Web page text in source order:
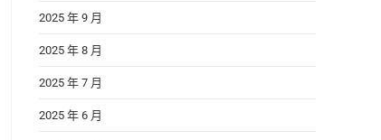
2025 年 9 月
2025 年 8 月
2025 年 7 月
2025 年 6 月